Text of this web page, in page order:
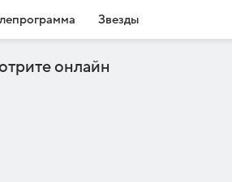
Звезды
онлайн